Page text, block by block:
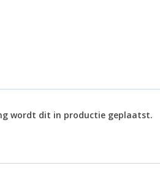
wordt dit in productie geplaatst.